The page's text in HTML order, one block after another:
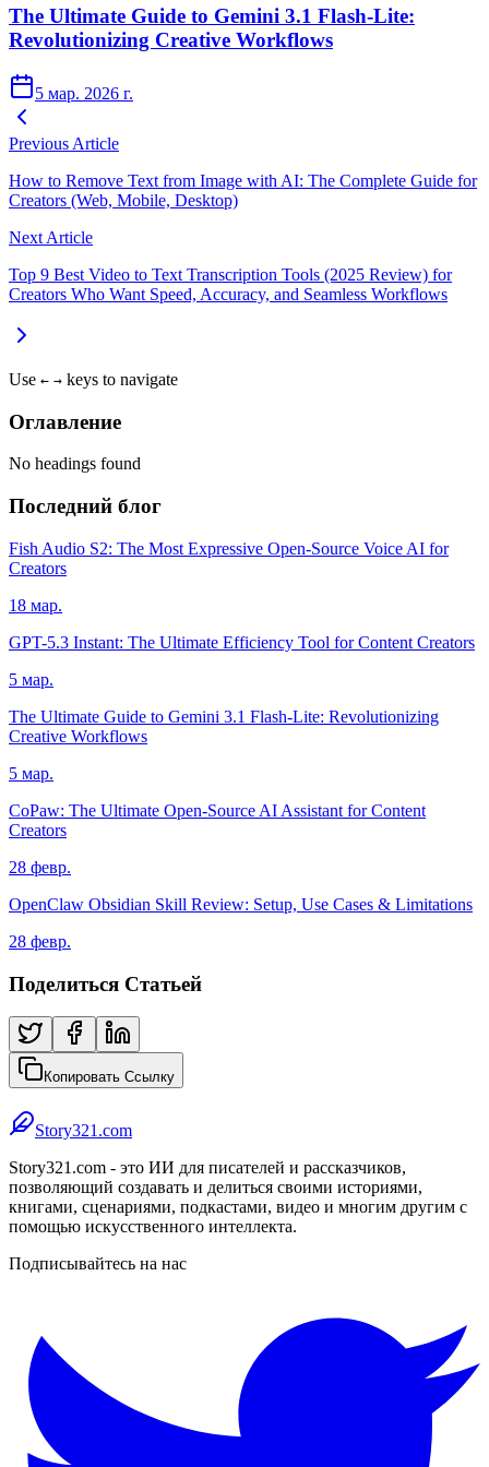
The Ultimate Guide to Gemini 3.1 Flash-Lite:
Revolutionizing Creative Workflows
5 мар. 2026 г.
Previous Article
How to Remove Text from Image with AI: The Complete Guide for
Creators (Web, Mobile, Desktop)
Next Article
Top 9 Best Video to Text Transcription Tools (2025 Review) for
Creators Who Want Speed, Accuracy, and Seamless Workflows
Use ← → keys to navigate
Оглавление
No headings found
Последний блог
Fish Audio S2: The Most Expressive Open-Source Voice AI for
Creators
18 мар.
GPT-5.3 Instant: The Ultimate Efficiency Tool for Content Creators
5 мар.
The Ultimate Guide to Gemini 3.1 Flash-Lite: Revolutionizing
Creative Workflows
5 мар.
CoPaw: The Ultimate Open-Source AI Assistant for Content
Creators
28 февр.
OpenClaw Obsidian Skill Review: Setup, Use Cases & Limitations
28 февр.
Поделиться Статьей
Копировать Ссылку
Story321.com
Story321.com - это ИИ для писателей и рассказчиков,
позволяющий создавать и делиться своими историями,
книгами, сценариями, подкастами, видео и многим другим с
помощью искусственного интеллекта.
Подписывайтесь на нас